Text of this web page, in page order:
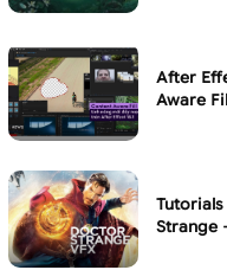
After
Aware
Strange